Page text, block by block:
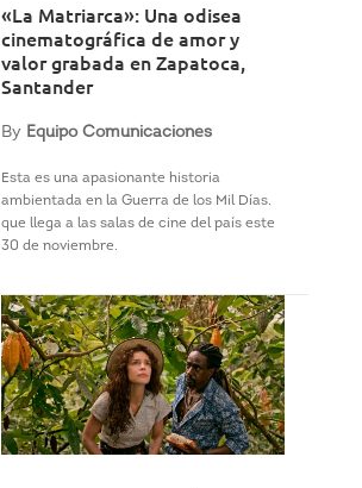
«La Matriarca»: Una odisea
cinematográfica de amor y
valor grabada en Zapatoca,
Santander
By Equipo Comunicaciones
Esta es una apasionante historia
ambientada en la Guerra de los Mil Días.
que llega a las salas de cine del país este
30 de noviembre.